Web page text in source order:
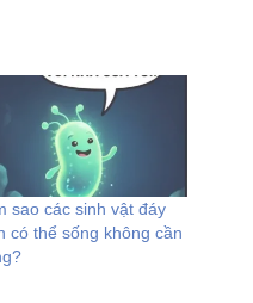
sao các sinh vật đáy
có thể sống không cần